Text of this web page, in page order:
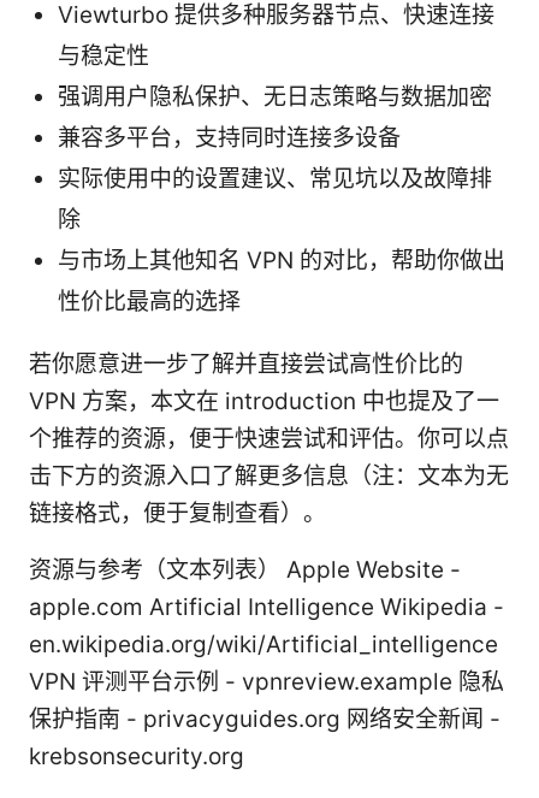
Viewturbo 提供多种服务器节点、快速连接
与稳定性
强调用户隐私保护、无日志策略与数据加密
兼容多平台，支持同时连接多设备
实际使用中的设置建议、常见坑以及故障排
除
与市场上其他知名 VPN 的对比，帮助你做出
性价比最高的选择
若你愿意进一步了解并直接尝试高性价比的
VPN 方案，本文在 introduction 中也提及了一
个推荐的资源，便于快速尝试和评估。你可以点
击下方的资源入口了解更多信息（注：文本为无
链接格式，便于复制查看）。
资源与参考（文本列表） Apple Website -
apple.com Artificial Intelligence Wikipedia -
en.wikipedia.org/wiki/Artificial_intelligence
VPN 评测平台示例 - vpnreview.example 隐私
保护指南 - privacyguides.org 网络安全新闻 -
krebsonsecurity.org